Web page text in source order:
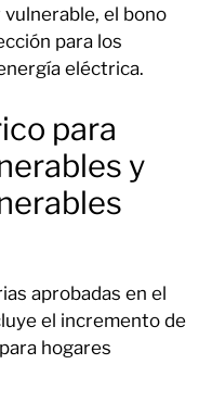
el bono
para los
eléctrica.
para
y
aprobadas en el
el incremento de
hogares